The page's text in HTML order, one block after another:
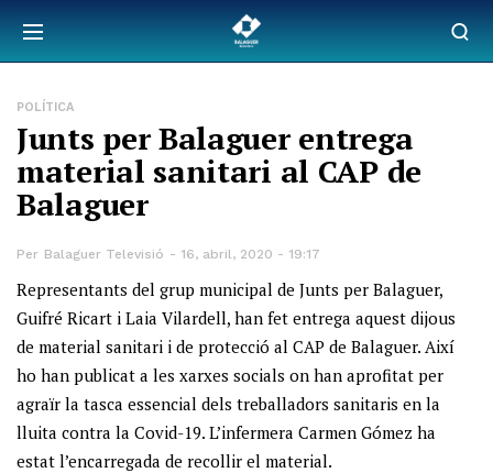
POLÍTICA
Junts per Balaguer entrega
material sanitari al CAP de
Balaguer
Per Balaguer Televisió 16, abril, 2020 - 19:17
Representants del grup municipal de Junts per Balaguer,
Guifré Ricart i Laia Vilardell, han fet entrega aquest dijous
de material sanitari i de protecció al CAP de Balaguer. Així
ho han publicat a les xarxes socials on han aprofitat per
agraïr la tasca essencial dels treballadors sanitaris en la
lluita contra la Covid-19. L’infermera Carmen Gómez ha
estat l’encarregada de recollir el material.